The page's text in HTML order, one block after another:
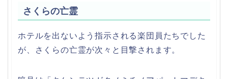
さくらの亡霊
ホテルを出ないよう指示される楽団員たちでした
が、さくらの亡霊が次々と目撃されます。